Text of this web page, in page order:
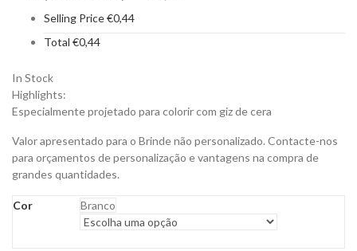
Selling Price€0,44
Total €0,44
In Stock
Highlights:
Especialmente projetado para colorir com giz de cera
Valor apresentado para o Brinde não personalizado. Contacte-nos
para orçamentos de personalização e vantagens na compra de
grandes quantidades.
Cor Branco